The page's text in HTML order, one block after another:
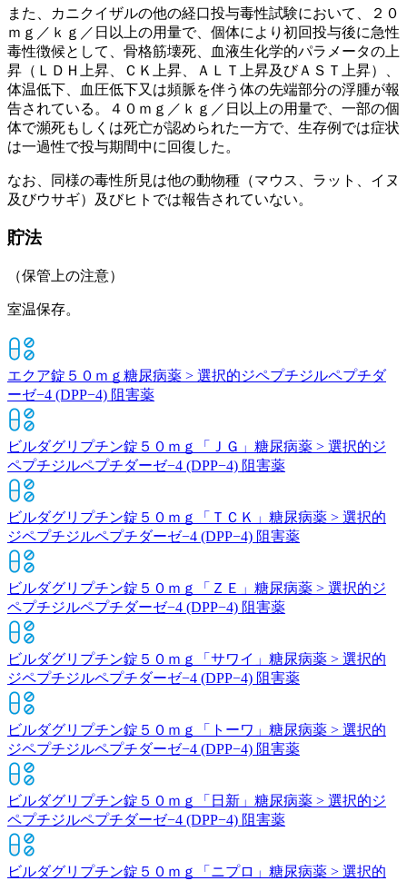
また、カニクイザルの他の経口投与毒性試験において、２０
ｍｇ／ｋｇ／日以上の用量で、個体により初回投与後に急性
毒性徴候として、骨格筋壊死、血液生化学的パラメータの上
昇（ＬＤＨ上昇、ＣＫ上昇、ＡＬＴ上昇及びＡＳＴ上昇）、
体温低下、血圧低下又は頻脈を伴う体の先端部分の浮腫が報
告されている。４０ｍｇ／ｋｇ／日以上の用量で、一部の個
体で瀕死もしくは死亡が認められた一方で、生存例では症状
は一過性で投与期間中に回復した。
なお、同様の毒性所見は他の動物種（マウス、ラット、イヌ
及びウサギ）及びヒトでは報告されていない。
貯法
（保管上の注意）
室温保存。
エクア錠５０ｍｇ 糖尿病薬 > 選択的ジペプチジルペプチダ
ーゼ−4 (DPP−4) 阻害薬
ビルダグリプチン錠５０ｍｇ「ＪＧ」 糖尿病薬 > 選択的ジ
ペプチジルペプチダーゼ−4 (DPP−4) 阻害薬
ビルダグリプチン錠５０ｍｇ「ＴＣＫ」 糖尿病薬 > 選択的
ジペプチジルペプチダーゼ−4 (DPP−4) 阻害薬
ビルダグリプチン錠５０ｍｇ「ＺＥ」 糖尿病薬 > 選択的ジ
ペプチジルペプチダーゼ−4 (DPP−4) 阻害薬
ビルダグリプチン錠５０ｍｇ「サワイ」 糖尿病薬 > 選択的
ジペプチジルペプチダーゼ−4 (DPP−4) 阻害薬
ビルダグリプチン錠５０ｍｇ「トーワ」 糖尿病薬 > 選択的
ジペプチジルペプチダーゼ−4 (DPP−4) 阻害薬
ビルダグリプチン錠５０ｍｇ「日新」 糖尿病薬 > 選択的ジ
ペプチジルペプチダーゼ−4 (DPP−4) 阻害薬
ビルダグリプチン錠５０ｍｇ「ニプロ」 糖尿病薬 > 選択的